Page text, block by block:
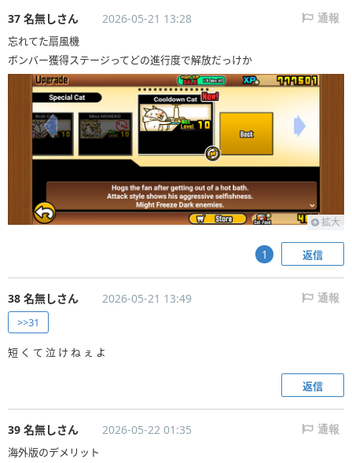
37 名無しさん 2026-05-21 13:28 通報
忘れてた扇風機
ボンバー獲得ステージってどの進行度で解放だっけか
拡大
返信
1
38 名無しさん 2026-05-21 13:49 通報
>>31
短 く て 泣 け ね ぇ よ
返信
39 名無しさん 2026-05-22 01:35 通報
海外版のデメリット